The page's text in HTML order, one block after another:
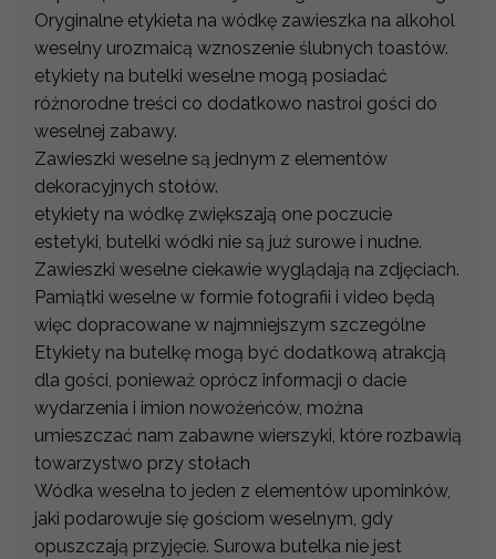
Oryginalne etykieta na wódkę zawieszka na alkohol
weselny urozmaicą wznoszenie ślubnych toastów.
etykiety na butelki weselne mogą posiadać
różnorodne treści co dodatkowo nastroi gości do
weselnej zabawy.
Zawieszki weselne są jednym z elementów
dekoracyjnych stołów.
etykiety na wódkę zwiększają one poczucie
estetyki, butelki wódki nie są już surowe i nudne.
Zawieszki weselne ciekawie wyglądają na zdjęciach.
Pamiątki weselne w formie fotografii i video będą
więc dopracowane w najmniejszym szczególne
Etykiety na butelkę mogą być dodatkową atrakcją
dla gości, ponieważ oprócz informacji o dacie
wydarzenia i imion nowożeńców, można
umieszczać nam zabawne wierszyki, które rozbawią
towarzystwo przy stołach
Wódka weselna to jeden z elementów upominków,
jaki podarowuje się gościom weselnym, gdy
opuszczają przyjęcie. Surowa butelka nie jest